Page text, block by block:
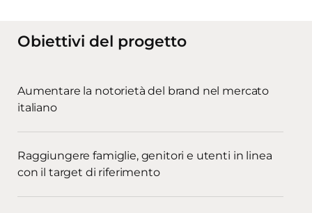
Obiettivi del progetto
Aumentare la notorietà del brand nel mercato
italiano
Raggiungere famiglie, genitori e utenti in linea
con il target di riferimento